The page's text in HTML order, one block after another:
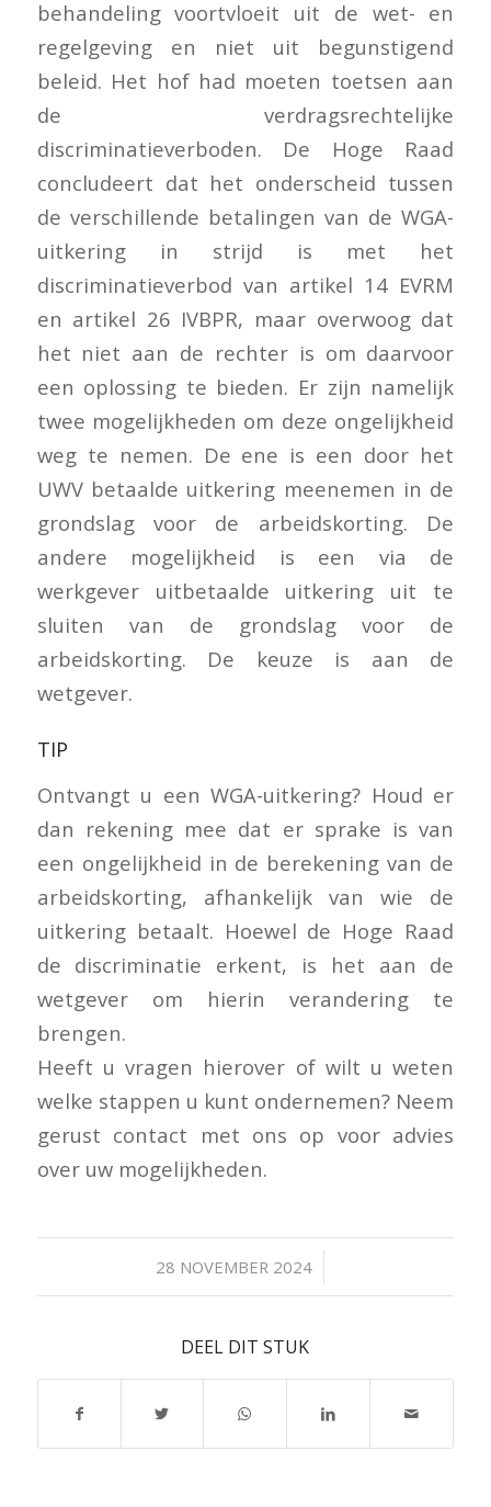
behandeling voortvloeit uit de wet- en
regelgeving en niet uit begunstigend
beleid. Het hof had moeten toetsen aan
de verdragsrechtelijke
discriminatieverboden. De Hoge Raad
concludeert dat het onderscheid tussen
de verschillende betalingen van de WGA-
uitkering in strijd is met het
discriminatieverbod van artikel 14 EVRM
en artikel 26 IVBPR, maar overwoog dat
het niet aan de rechter is om daarvoor
een oplossing te bieden. Er zijn namelijk
twee mogelijkheden om deze ongelijkheid
weg te nemen. De ene is een door het
UWV betaalde uitkering meenemen in de
grondslag voor de arbeidskorting. De
andere mogelijkheid is een via de
werkgever uitbetaalde uitkering uit te
sluiten van de grondslag voor de
arbeidskorting. De keuze is aan de
wetgever.
TIP
Ontvangt u een WGA-uitkering? Houd er
dan rekening mee dat er sprake is van
een ongelijkheid in de berekening van de
arbeidskorting, afhankelijk van wie de
uitkering betaalt. Hoewel de Hoge Raad
de discriminatie erkent, is het aan de
wetgever om hierin verandering te
brengen.
Heeft u vragen hierover of wilt u weten
welke stappen u kunt ondernemen? Neem
gerust contact met ons op voor advies
over uw mogelijkheden.
28 NOVEMBER 2024
/
DEEL DIT STUK